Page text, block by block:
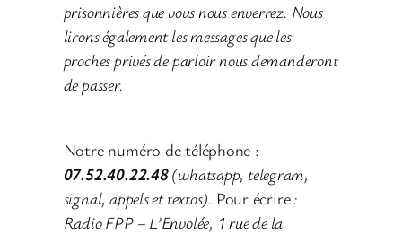
prisonnières que vous nous enverrez. Nous
lirons également les messages que les
proches privés de parloir nous demanderont
de passer.
Notre numéro de téléphone :
07.52.40.22.48(whatsapp, telegram,
signal, appels et textos). Pour écrire:
Radio FPP – L’Envolée, 1 rue de la